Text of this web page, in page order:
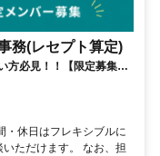
務(レセプト算定)
方必見！！【限定募集】
酬型／業務委託）
・休日はフレキシブルに
ただけます。 なお、担